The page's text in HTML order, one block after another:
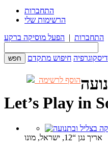
התחברות
הרשימות שלי
התחברות | הפעל מוסיקה ברקע
דיסקוגרפיה חיפוש מתקדם
הוסף לרשימה
Let’s Play in
אריך נגן “12, ישראל, מונו